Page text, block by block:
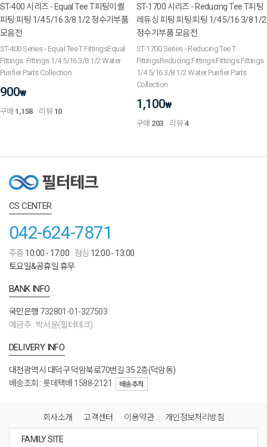
ST-400 시리즈 - Equal Tee T피팅이퀄
피팅:피팅 1/4 5/16 3/8 1/2 정수기부품
모음전
ST-400 Series - Equal Tee T FittingsEqual
Fittings: Fittings 1/4 5/16 3/8 1/2 Water
Purifier Parts Collection
900₩
구매 1,158 리뷰 10
ST-1700 시리즈 - Reducing Tee T피팅
레듀싱 피팅:피팅:피팅 1/4 5/16 3/8 1/2
정수기부품 모음전
ST-1700 Series - Reducing Tee T
FittingsReducing Fittings:Fittings:Fittings
1/4 5/16 3/8 1/2 Water Purifier Parts
Collection
1,100₩
구매 203 리뷰4
CS CENTER
042-624-7871
주중 10:00 - 17:00 점심 12:00 - 13:00
토요일&공휴일 휴무
BANK INFO
국민은행 732801-01-327503
예금주 : 박서윤(필터테크)
DELIVERY INFO
대전광역시 대덕구 덕암북로70번길 35 2층(덕암동)
배송조회 : 롯데택배 1588-2121
배송추적
회사소개 고객센터 이용약관 개인정보처리방침